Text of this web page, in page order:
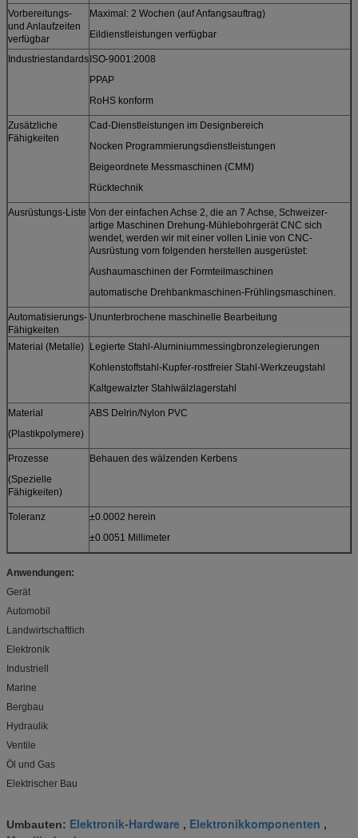
Vorbereitungs-
und Anlaufzeiten
verfügbar
Maximal: 2 Wochen (auf Anfangsauftrag)
Eildienstleistungen verfügbar
IndustriestandardsISO-9001:2008
PPAP
RoHS konform
Zusätzliche
Fähigkeiten
Cad-Dienstleistungen im Designbereich
Nocken Programmierungsdienstleistungen
Beigeordnete Messmaschinen (CMM)
Rücktechnik
Ausrüstungs-Liste Von der einfachen Achse 2, die an 7 Achse, Schweizer-
artige Maschinen Drehung-Mühlebohrgerät CNC sich
wendet, werden wir mit einer vollen Linie von CNC-
Ausrüstung vom folgenden herstellen ausgerüstet:
Aushaumaschinen der Formteilmaschinen
automatische Drehbankmaschinen-Frühlingsmaschinen.
Automatisierungs-
Fähigkeiten
Ununterbrochene maschinelle Bearbeitung
Material (Metalle) Legierte Stahl-Aluminiummessingbronzelegierungen
Kohlenstoffstahl-Kupfer-rostfreier Stahl-Werkzeugstahl
Kaltgewalzter Stahlwälzlagerstahl
Material
(Plastikpolymere)
ABS Delrin/Nylon PVC
Prozesse
(Spezielle
Fähigkeiten)
Behauen des wälzenden Kerbens
Toleranz
±0.0002 herein
±0.0051 Millimeter
Anwendungen:
Gerät
Automobil
Landwirtschaftlich
Elektronik
Industriell
Marine
Bergbau
Hydraulik
Ventile
Öl und Gas
Elektrischer Bau
Umbauten: Elektronik-Hardware , Elektronikkomponenten ,